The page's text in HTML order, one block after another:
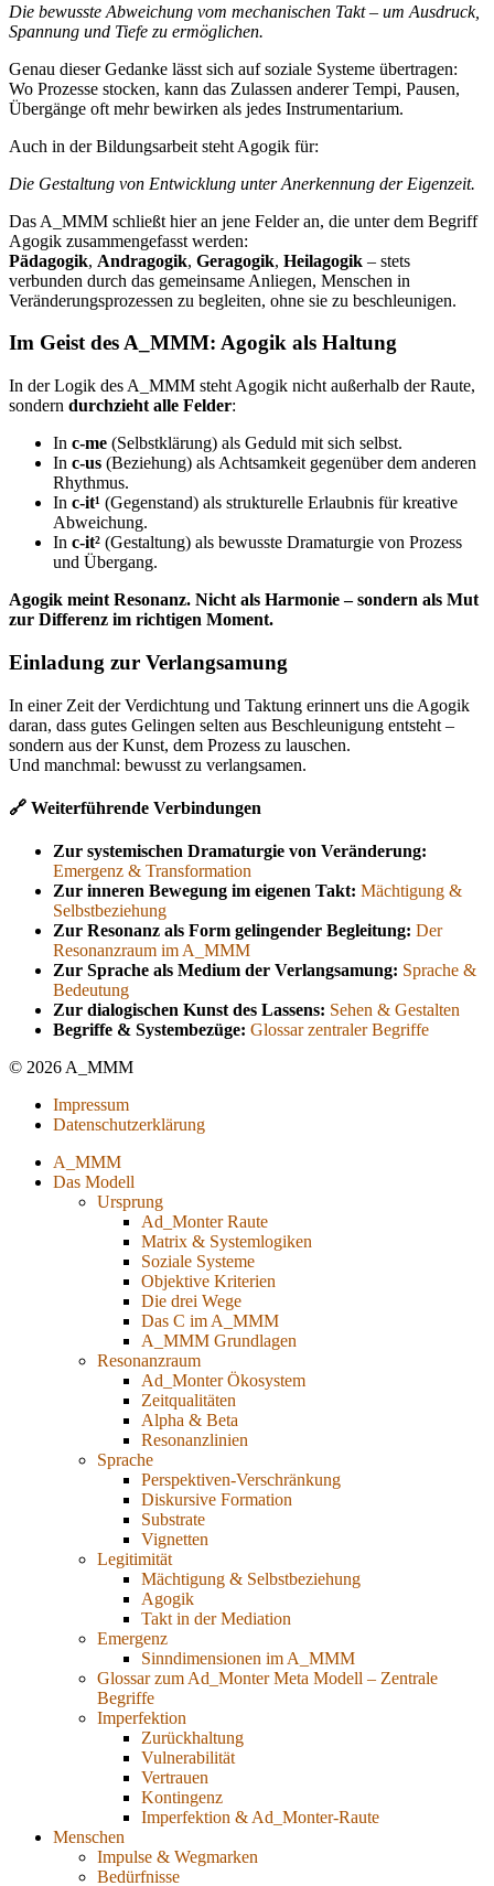
Die bewusste Abweichung vom mechanischen Takt – um Ausdruck,
Spannung und Tiefe zu ermöglichen.
Genau dieser Gedanke lässt sich auf soziale Systeme übertragen:
Wo Prozesse stocken, kann das Zulassen anderer Tempi, Pausen,
Übergänge oft mehr bewirken als jedes Instrumentarium.
Auch in der Bildungsarbeit steht Agogik für:
Die Gestaltung von Entwicklung unter Anerkennung der Eigenzeit.
Das A_MMM schließt hier an jene Felder an, die unter dem Begriff
Agogik zusammengefasst werden:
Pädagogik, Andragogik, Geragogik, Heilagogik – stets
verbunden durch das gemeinsame Anliegen, Menschen in
Veränderungsprozessen zu begleiten, ohne sie zu beschleunigen.
Im Geist des A_MMM: Agogik als Haltung
In der Logik des A_MMM steht Agogik nicht außerhalb der Raute,
sondern durchzieht alle Felder:
In c-me (Selbstklärung) als Geduld mit sich selbst.
In c-us (Beziehung) als Achtsamkeit gegenüber dem anderen
Rhythmus.
In c-it¹ (Gegenstand) als strukturelle Erlaubnis für kreative
Abweichung.
In c-it² (Gestaltung) als bewusste Dramaturgie von Prozess
und Übergang.
Agogik meint Resonanz. Nicht als Harmonie – sondern als Mut
zur Differenz im richtigen Moment.
Einladung zur Verlangsamung
In einer Zeit der Verdichtung und Taktung erinnert uns die Agogik
daran, dass gutes Gelingen selten aus Beschleunigung entsteht –
sondern aus der Kunst, dem Prozess zu lauschen.
Und manchmal: bewusst zu verlangsamen.
🔗 Weiterführende Verbindungen
Zur systemischen Dramaturgie von Veränderung:
Emergenz & Transformation
Zur inneren Bewegung im eigenen Takt: Mächtigung &
Selbstbeziehung
Zur Resonanz als Form gelingender Begleitung: Der
Resonanzraum im A_MMM
Zur Sprache als Medium der Verlangsamung: Sprache &
Bedeutung
Zur dialogischen Kunst des Lassens: Sehen & Gestalten
Begriffe & Systembezüge: Glossar zentraler Begriffe
© 2026 A_MMM
Impressum
Datenschutzerklärung
A_MMM
Das Modell
Ursprung
Ad_Monter Raute
Matrix & Systemlogiken
Soziale Systeme
Objektive Kriterien
Die drei Wege
Das C im A_MMM
A_MMM Grundlagen
Resonanzraum
Ad_Monter Ökosystem
Zeitqualitäten
Alpha & Beta
Resonanzlinien
Sprache
Perspektiven-Verschränkung
Diskursive Formation
Substrate
Vignetten
Legitimität
Mächtigung & Selbstbeziehung
Agogik
Takt in der Mediation
Emergenz
Sinndimensionen im A_MMM
Glossar zum Ad_Monter Meta Modell – Zentrale
Begriffe
Imperfektion
Zurückhaltung
Vulnerabilität
Vertrauen
Kontingenz
Imperfektion & Ad_Monter-Raute
Menschen
Impulse & Wegmarken
Bedürfnisse